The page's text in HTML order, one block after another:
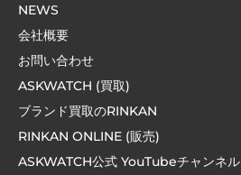
NEWS
会社概要
お問い合わせ
ASKWATCH (買取)
ブランド買取のRINKAN
RINKAN ONLINE (販売)
ASKWATCH公式 YouTubeチャンネル